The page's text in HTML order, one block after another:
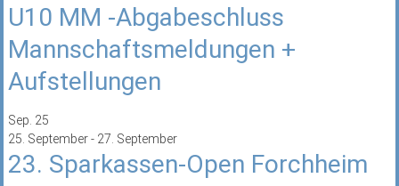
U10 MM -Abgabeschluss
Mannschaftsmeldungen +
Aufstellungen
Sep. 25
25. September- 27. September
23. Sparkassen-Open Forchheim